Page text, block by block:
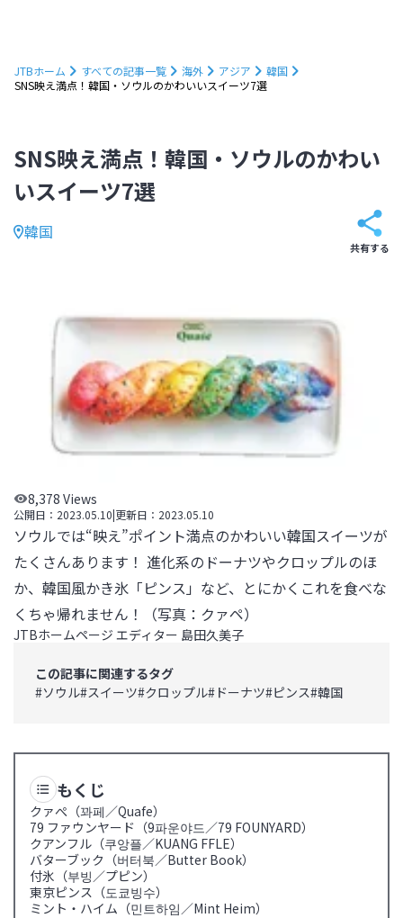
JTBホーム すべての記事一覧 海外 アジア
韓国
SNS映え満点！韓国・ソウルのかわいいスイーツ7選
SNS映え満点！韓国・ソウルのかわい
いスイーツ7選
韓国
共有する
8,378 Views
公開日： 2023.05.10|更新日： 2023.05.10
ソウルでは“映え”ポイント満点のかわいい韓国スイーツが
たくさんあります！ 進化系のドーナツやクロップルのほ
か、韓国風かき氷「ピンス」など、とにかくこれを食べな
くちゃ帰れません！（写真：クァペ）
JTBホームページ エディター 島田久美子
この記事に関連するタグ
#ソウル#スイーツ#クロップル# ドーナツ#ピンス#韓国
もくじ
クァぺ（꽈페／Quafe）
79 ファウンヤード（9파운야드／79 FOUNYARD）
クアンフル（쿠앙플／KUANG FFLE）
バターブック（버터북／Butter Book）
付氷（부빙／プピン）
東京ピンス（도쿄빙수）
ミント・ハイム（민트하임／Mint Heim）